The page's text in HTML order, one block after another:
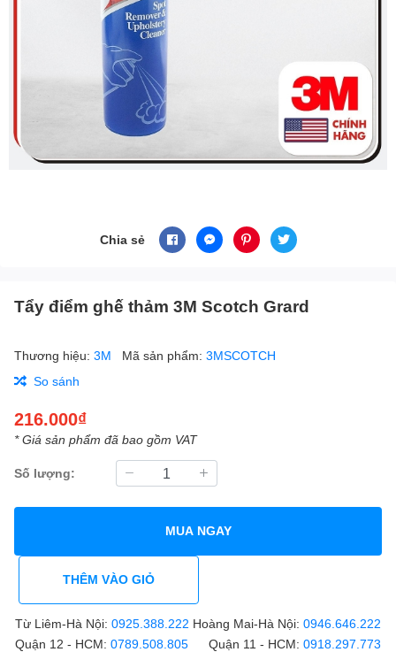
Chia sẻ
Tẩy điểm ghế thảm 3M Scotch Grard
Thương hiệu: 3M Mã sản phẩm: 3MSCOTCH
So sánh
216.000₫
* Giá sản phẩm đã bao gồm VAT
Số lượng:
MUA NGAY
THÊM VÀO GIỎ
Từ Liêm-Hà Nội: 0925.388.222 Hoàng Mai-Hà Nội: 0946.646.222
Quận 12 - HCM: 0789.508.805 Quận 11 - HCM: 0918.297.773